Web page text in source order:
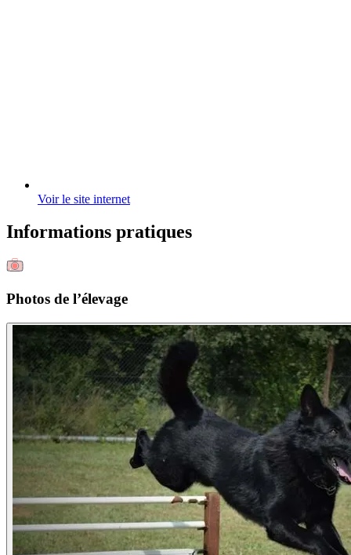
Voir le site internet
Informations pratiques
Photos de l’élevage